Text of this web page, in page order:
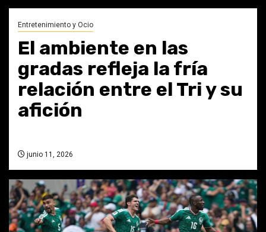
Entretenimiento y Ocio
El ambiente en las
gradas refleja la fría
relación entre el Tri y su
afición
junio 11, 2026